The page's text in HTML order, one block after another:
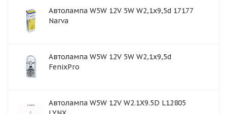
Автолампа W5W 12V 5W W2,1x9,5d 17177
Narva
Автолампа W5W 12V 5W W2,1x9,5d
FenixPro
Автолампа W5W 12V W2.1X9.5D L12805